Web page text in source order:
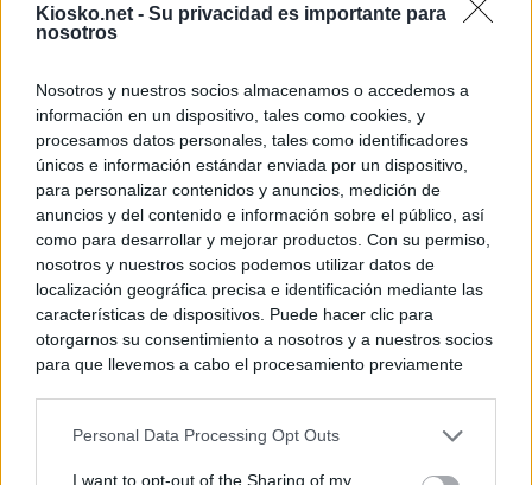
Kiosko.net - Su privacidad es importante para
nosotros
Nosotros y nuestros socios almacenamos o accedemos a
información en un dispositivo, tales como cookies, y
procesamos datos personales, tales como identificadores
únicos e información estándar enviada por un dispositivo,
para personalizar contenidos y anuncios, medición de
anuncios y del contenido e información sobre el público, así
como para desarrollar y mejorar productos. Con su permiso,
nosotros y nuestros socios podemos utilizar datos de
localización geográfica precisa e identificación mediante las
características de dispositivos. Puede hacer clic para
otorgarnos su consentimiento a nosotros y a nuestros socios
para que llevemos a cabo el procesamiento previamente
negar su consentimiento. Tenga en cuenta que algún
Personal Data Processing Opt Outs
I want to opt-out of the Sharing of my
© Kiosko.net Aviso Legal Privacidad y Cookies